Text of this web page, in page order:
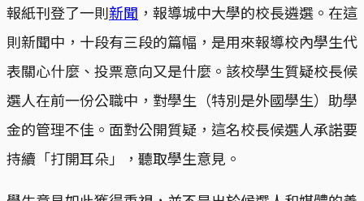
報紙刊登了一則新聞 ，報導城中大學的校長遴選。在這
則新聞中，十段有三段的篇幅，是用來報導校內學生代
表關心什麼、投票意向又是什麼。該校學生質疑校長候
選人在前一份公職中，對學生（特別是外國學生）助學
金的管理不佳。面對公開質疑，這名校長候選人承諾要
持續「打開耳朵」，聽取學生意見。